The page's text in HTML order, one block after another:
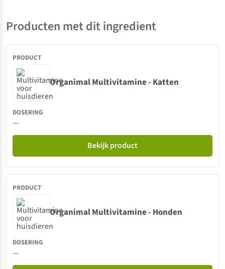
Producten met dit ingredient
Organimal Multivitamine - Katten
—
Bekijk product
Organimal Multivitamine - Honden
—